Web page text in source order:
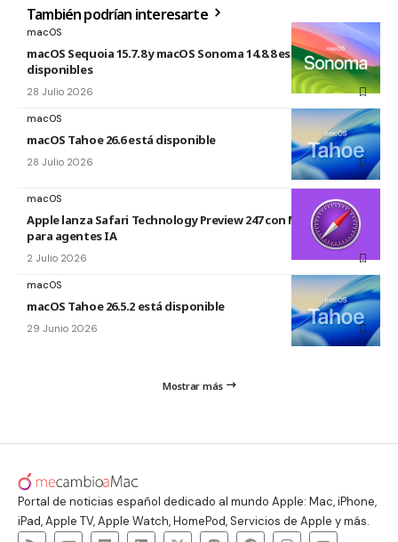
También podrían interesarte
macOS
macOS Sequoia 15.7.8 y macOS Sonoma 14.8.8 están
disponibles
28 Julio 2026
macOS
macOS Tahoe 26.6 está disponible
28 Julio 2026
macOS
Apple lanza Safari Technology Preview 247 con MCP Server
para agentes IA
2 Julio 2026
macOS
macOS Tahoe 26.5.2 está disponible
29 Junio 2026
Mostrar más
Portal de noticias español dedicado al mundo Apple: Mac, iPhone,
iPad, Apple TV, Apple Watch, HomePod, Servicios de Apple y más.